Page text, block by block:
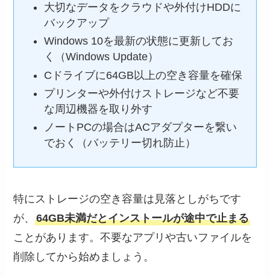
大切なデータをクラウドや外付けHDDに
バックアップ
Windows 10を最新の状態に更新してお
く（Windows Update）
Cドライブに64GB以上の空き容量を確保
プリンターや外付けストレージなど不要
な周辺機器を取り外す
ノートPCの場合はACアダプターを繋い
でおく（バッテリー切れ防止）
特にストレージの空き容量は見落としがちです
が、64GB未満だとインストールが途中で止まる
ことがあります。不要なアプリや古いファイルを
削除してから始めましょう。